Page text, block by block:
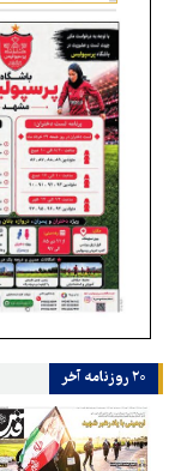
۲۰ روزنامه‌ آخر